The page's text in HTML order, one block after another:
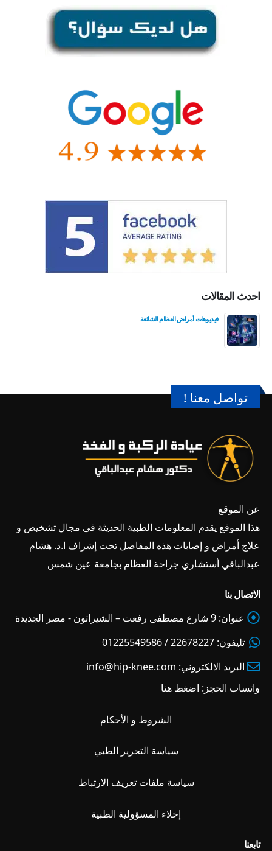
احدث المقالات
فيديوهات أمراض العظام الشائعة
تواصل معنا !
عن الموقع
هذا الموقع يقدم المعلومات الطبية الحديثة فى مجال تشخيص و
علاج أمراض و إصابات هذه المفاصل تحت إشراف ا.د. هشام
عبدالباقي أستشاري جراحة العظام بجامعة عين شمس
الاتصال بنا
عنوان: 9 شارع مصطفى رفعت – الشيراتون - مصر الجديدة
تليفون: 22678227 / 01225549586
البريد الالكتروني: info@hip-knee.com
واتساب الحجز: اضغط هنا
الشروط و الأحكام
سياسة التحرير الطبي
سياسة ملفات تعريف الارتباط
إخلاء المسؤولية الطبية
تابعنا